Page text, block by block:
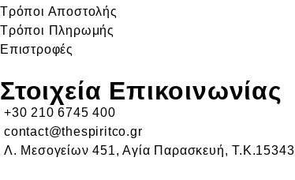
Τρόποι Αποστολής
Τρόποι Πληρωμής
Επιστροφές
Στοιχεία Επικοινωνίας
+30 210 6745 400
contact@thespiritco.gr
Λ. Μεσογείων 451, Αγία Παρασκευή, Τ.Κ.15343